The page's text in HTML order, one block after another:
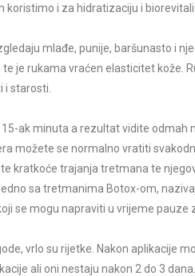
koristimo i za hidratizaciju i
mlađe, punije, baršunasto i
je rukama vraćen elasticitet kože.
i starosti.
ak minuta a rezultat vidite odmah
možete se normalno vratiti
kratkoće trajanja tretmana te
sa tretmanima Botox-om,
se mogu napraviti u vrijeme pauze
vrlo su rijetke. Nakon aplikacije
ali oni nestaju nakon 2 do 3 dana.